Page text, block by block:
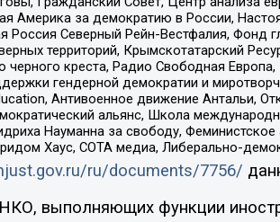
Америка за демократию в России,
Россия Северный Рейн-Вестфалия, Фонд
территорий, Крымскотатарский
черного креста, Радио Свободная
гендерной демократии и
Антивоенное движение Антальи,
альянс, Школа
Науманна за свободу,
Хаус, СОТА медиа, Либерально-
ru/documents/7756/
выполняющих функции